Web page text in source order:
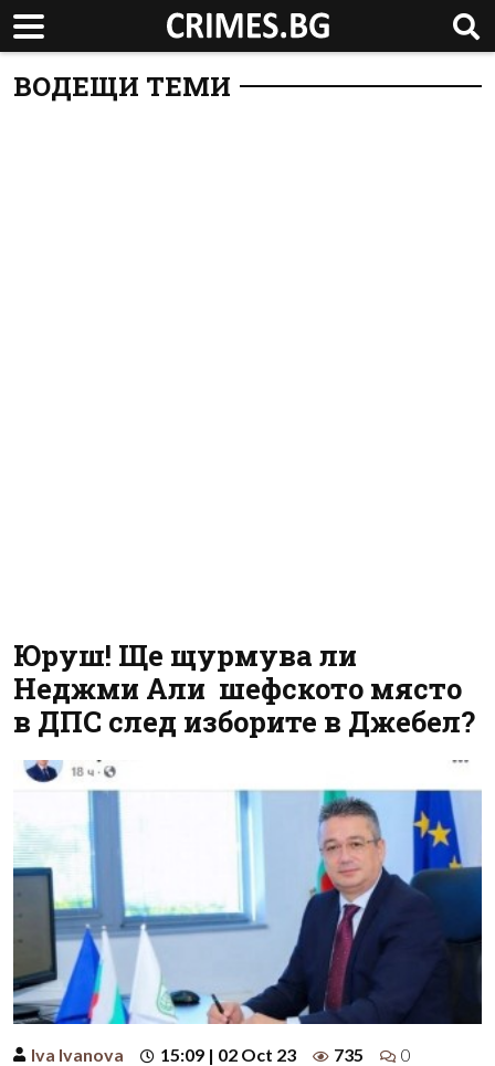
ВОДЕЩИ ТЕМИ
Юруш! Ще щурмува ли
Неджми Али шефското място
в ДПС след изборите в Джебел?
Iva Ivanova 15:09 | 02 Oct 23 735 0